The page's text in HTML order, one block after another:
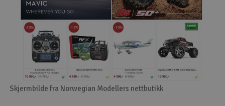
Skjermbilde fra Norwegian Modellers nettbutikk